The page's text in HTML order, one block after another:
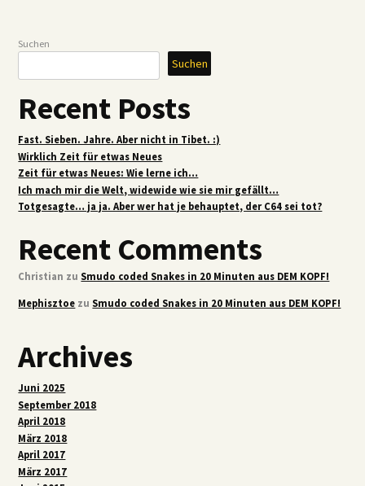
Suchen
Suchen
Recent Posts
Fast. Sieben. Jahre. Aber nicht in Tibet. :)
Wirklich Zeit für etwas Neues
Zeit für etwas Neues: Wie lerne ich…
Ich mach mir die Welt, widewide wie sie mir gefällt…
Totgesagte… ja ja. Aber wer hat je behauptet, der C64 sei tot?
Recent Comments
Christian zuSmudo coded Snakes in 20 Minuten aus DEM KOPF!
Mephisztoe zuSmudo coded Snakes in 20 Minuten aus DEM KOPF!
Archives
Juni 2025
September 2018
April 2018
März 2018
April 2017
März 2017